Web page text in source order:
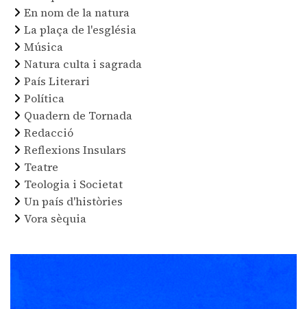
En nom de la natura
La plaça de l'església
Música
Natura culta i sagrada
País Literari
Política
Quadern de Tornada
Redacció
Reflexions Insulars
Teatre
Teologia i Societat
Un país d'històries
Vora sèquia